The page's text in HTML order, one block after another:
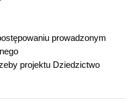
prowadzonym
projektu Dziedzictwo